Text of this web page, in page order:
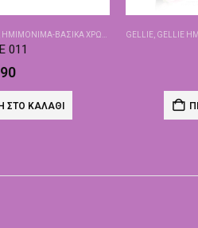
ΗΜΙΜΌΝΙΜΑ-ΒΑΣΙΚΆ ΧΡΏΜΑΤΑ
011
ΣΤΟ ΚΑΛΆΘΙ
GELLIE, GELLIE